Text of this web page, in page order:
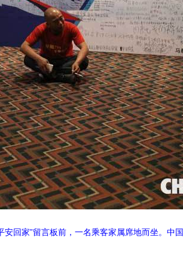
回家”留言板前，一名乘客家属席地而坐。中